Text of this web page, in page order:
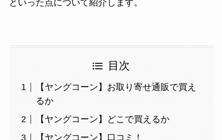
といった点について紹介します。
目次
【ヤングコーン】お取り寄せ通販で買え
るか
【ヤングコーン】どこで買えるか
【ヤングコーン】口コミ！